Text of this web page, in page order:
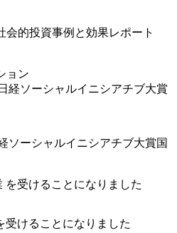
会的投資事例と効果レポート
ョン
ソーシャルイニシアチブ大賞国
受けることになりました